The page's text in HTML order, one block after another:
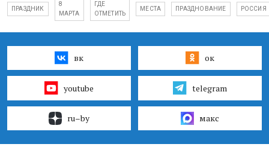
ПРАЗДНИК
8
МАРТА
ГДЕ
ОТМЕТИТЬ
МЕСТА ПРАЗДНОВАНИЕ РОССИЯ
вк ок
youtube telegram
ru–by макс